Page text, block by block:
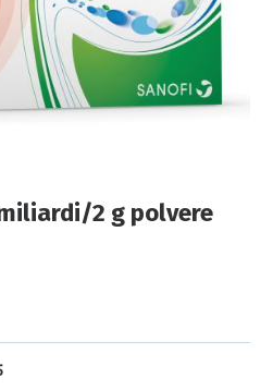
2 g polvere